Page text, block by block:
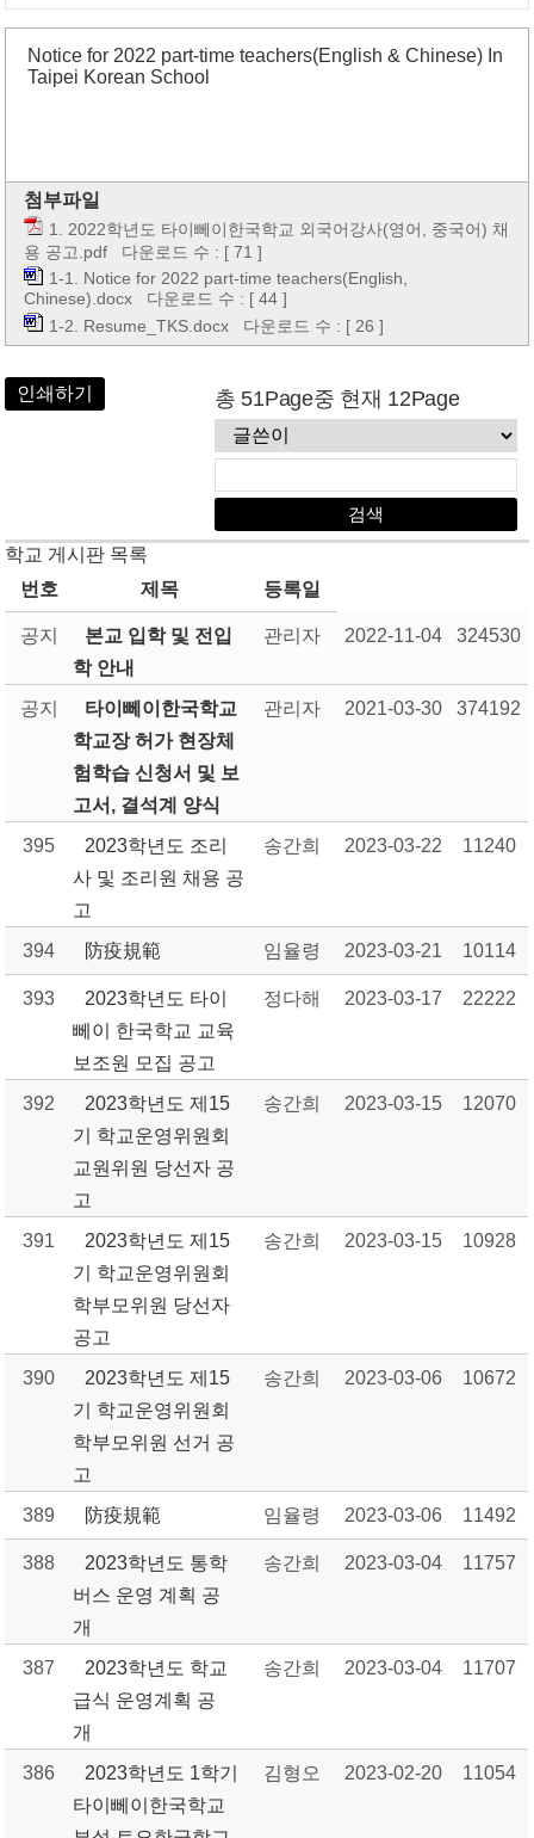
Notice for 2022 part-time teachers(English & Chinese) In
Taipei Korean School
첨부파일
1. 2022학년도 타이뻬이한국학교 외국어강사(영어, 중국어) 채
용 공고.pdf 다운로드 수 : [ 71 ]
1-1. Notice for 2022 part-time teachers(English,
Chinese).docx 다운로드 수 : [ 44 ]
1-2. Resume_TKS.docx 다운로드 수 : [ 26 ]
인쇄하기 총 51Page중 현재 12Page
학교 게시판 목록
번호
제목 등록일
공지
본교 입학 및 전입
학 안내
관리자 2022-11-04 324530
공지
타이뻬이한국학교
학교장 허가 현장체
험학습 신청서 및 보
고서, 결석계 양식
관리자 2021-03-30 374192
395
2023학년도 조리
사 및 조리원 채용 공
고
송간희 2023-03-22 11240
394 防疫規範 임율령 2023-03-21 10114
393
2023학년도 타이
뻬이 한국학교 교육
보조원 모집 공고
정다해 2023-03-17 22222
392
2023학년도 제15
기 학교운영위원회
교원위원 당선자 공
고
송간희 2023-03-15 12070
391
2023학년도 제15
기 학교운영위원회
학부모위원 당선자
공고
송간희 2023-03-15 10928
390
2023학년도 제15
기 학교운영위원회
학부모위원 선거 공
고
송간희 2023-03-06 10672
389 防疫規範 임율령 2023-03-06 11492
388
2023학년도 통학
버스 운영 계획 공
개
송간희 2023-03-04 11757
387
2023학년도 학교
급식 운영계획 공
개
송간희 2023-03-04 11707
386
2023학년도 1학기
타이뻬이한국학교
김형오 2023-02-20 11054